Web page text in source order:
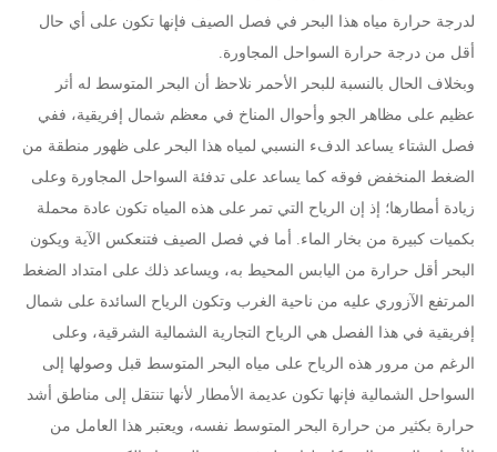
لدرجة حرارة مياه هذا البحر في فصل الصيف فإنها تكون على أي حال
أقل من درجة حرارة السواحل المجاورة.
وبخلاف الحال بالنسبة للبحر الأحمر نلاحظ أن البحر المتوسط له أثر
عظيم على مظاهر الجو وأحوال المناخ في معظم شمال إفريقية، ففي
فصل الشتاء يساعد الدفء النسبي لمياه هذا البحر على ظهور منطقة من
الضغط المنخفض فوقه كما يساعد على تدفئة السواحل المجاورة وعلى
زيادة أمطارها؛ إذ إن الرياح التي تمر على هذه المياه تكون عادة محملة
بكميات كبيرة من بخار الماء. أما في فصل الصيف فتنعكس الآية ويكون
البحر أقل حرارة من اليابس المحيط به، ويساعد ذلك على امتداد الضغط
المرتفع الآزوري عليه من ناحية الغرب وتكون الرياح السائدة على شمال
إفريقية في هذا الفصل هي الرياح التجارية الشمالية الشرقية، وعلى
الرغم من مرور هذه الرياح على مياه البحر المتوسط قبل وصولها إلى
السواحل الشمالية فإنها تكون عديمة الأمطار لأنها تنتقل إلى مناطق أشد
حرارة بكثير من حرارة البحر المتوسط نفسه، ويعتبر هذا العامل من